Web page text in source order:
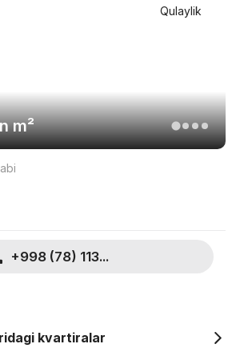
va batafsil ma'lumot olish uchun ishlab
Qulaylik
m²
+998 (78) 113...
kvartiralar